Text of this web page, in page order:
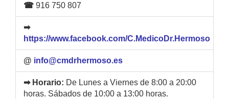
☎ 916 750 807
➡
https://www.facebook.com/C.MedicoDr.Hermoso
@ info@cmdrhermoso.es
➡ Horario: De Lunes a Viernes de 8:00 a 20:00
horas. Sábados de 10:00 a 13:00 horas.